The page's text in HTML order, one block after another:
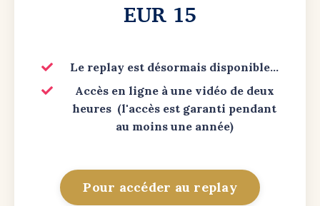
EUR 15
Le replay est désormais disponible...
Accès en ligne à une vidéo de deux
heures (l'accès est garanti pendant
au moins une année)
Pour accéder au replay